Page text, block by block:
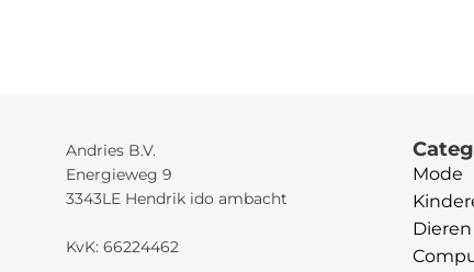
Andries B.V.
Energieweg 9
3343LE Hendrik ido ambacht
KvK: 66224462
Mode
Dieren